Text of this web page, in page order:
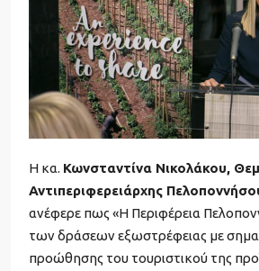
Η κα. Κωνσταντίνα Νικολάκου,
Αντιπεριφερειάρχης
ανέφερε πως «Η Περιφέρεια
των δράσεων εξωστρέφειας με
προώθησης του τουριστικού της